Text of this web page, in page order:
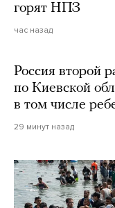
горят НПЗ
час назад
Россия второй
по Киевской
в том числе
29 минут назад